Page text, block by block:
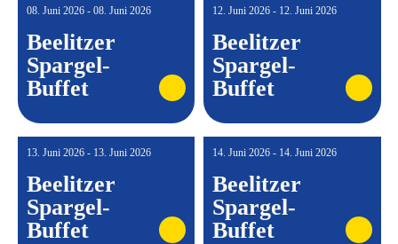
08. Juni 2026 - 08. Juni 2026
Beelitzer
Spargel-
Buffet
12. Juni 2026 - 12. Juni 2026
Beelitzer
Spargel-
Buffet
13. Juni 2026 - 13. Juni 2026
Beelitzer
Spargel-
Buffet
14. Juni 2026 - 14. Juni 2026
Beelitzer
Spargel-
Buffet